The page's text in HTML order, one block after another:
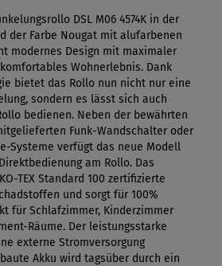
DSL M06 4574K in der
der Farbe Nougat mit alufarbenen
modernes Design mit maximaler
Wohnerlebnis. Dank
bietet das Rollo nun nicht nur eine
sondern es lässt sich auch
bedienen. Neben der bewährten
Funk-Wandschalter oder
Systeme verfügt das neue Modell
am Rollo. Das
TEX Standard 100 zertifizierte
und sorgt für 100%
für Schlafzimmer, Kinderzimmer
Räume. Der leistungsstarke
externe Stromversorgung
Akku wird tagsüber durch ein